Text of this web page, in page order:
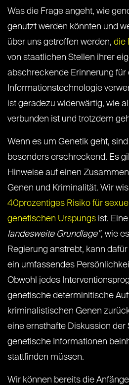
Was die Frage angeht, wie
genutzt werden könnten und
über uns getroffen werden, die
von staatlichen Stellen ihrer
abschreckende Erinnerung für
Informationstechnologie
ist geradezu widerwärtig, wie
verbunden ist und trotzdem
Wenn es um Genetik geht,
besonders erschreckend. Es
Hinweise auf einen
Genen und Kriminalität. Wir
40prozentiges Risiko für
genetischen Urspungs ist. Eine
landesweite Grundlage”, wie
Regierung anstrebt, kann
ein umfassendes
Obwohl jedes
genetische determinitische
kriminalistischen Genen
eine ernsthafte Diskussion der
genetische Informationen
stattfinden müssen.
Wir können bereits die